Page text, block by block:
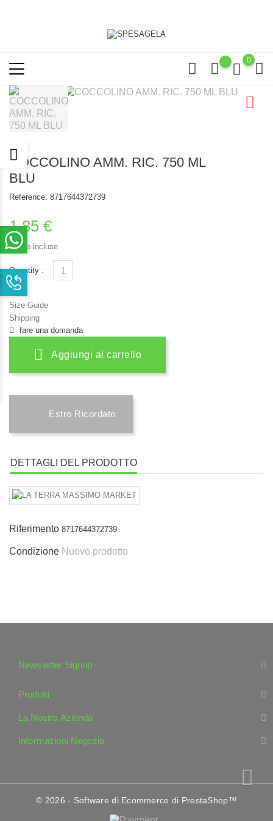
0
COCCOLINO AMM. RIC. 750 ML
BLU
Reference: 8717644372739
1,85 €
Tasse incluse
Quantity :
Size Guide
Shipping
fare una domanda
Aggiungi al carrello
Estro Ricordato
DETTAGLI DEL PRODOTTO
Riferimento 8717644372739
Condizione Nuovo prodotto
Newsletter Signup
Prodotti
La Nostra Azienda
Informazioni Negozio
© 2026 - Software di Ecommerce di PrestaShop™